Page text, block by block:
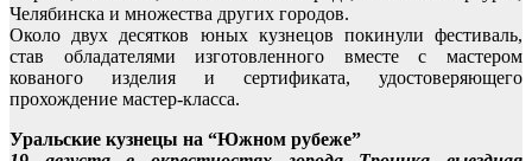
Челябинска и множества других городов.
Около двух десятков юных кузнецов покинули фестиваль,
став обладателями изготовленного вместе с мастером
кованого изделия и сертификата, удостоверяющего
прохождение мастер-класса.
Уральские кузнецы на “Южном рубеже”